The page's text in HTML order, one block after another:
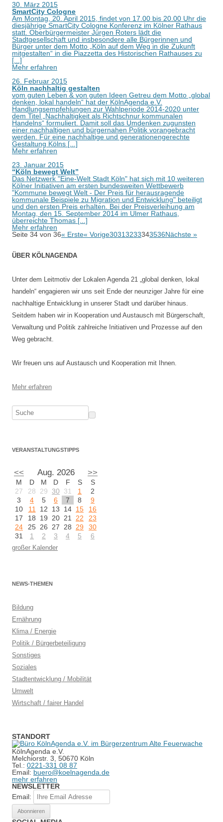
30. März 2015
SmartCity Cologne
Am Montag, 20. April 2015, findet von 17.00 bis 20.00 Uhr die
diesjährige SmartCity Cologne Konferenz im Kölner Rathaus
statt. Oberbürgermeister Jürgen Roters lädt die
Stadtgesellschaft und insbesondere alle Bürgerinnen und
Bürger unter dem Motto „Köln auf dem Weg in die Zukunft
mitgestalten“ in die Piazzetta des Historischen Rathauses zu
[...]
Mehr erfahren
26. Februar 2015
Köln nachhaltig gestalten
vom guten Leben & von guten Ideen Getreu dem Motto „global
denken, lokal handeln“ hat der KölnAgenda e.V.
Handlungsempfehlungen zur Wahlperiode 2014-2020 unter
dem Titel „Nachhaltigkeit als Richtschnur kommunalen
Handelns“ formuliert. Damit soll das Umdenken zugunsten
einer nachhaltigen und bürgernahen Politik vorangebracht
werden. Für eine nachhaltige und generationengerechte
Gestaltung Kölns [...]
Mehr erfahren
23. Januar 2015
“Köln bewegt Welt”
Das Netzwerk "Eine-Welt Stadt Köln" hat sich mit 10 weiteren
Kölner Initiativen am ersten bundesweiten Wettbewerb
"Kommune bewegt Welt - Der Preis für herausragende
kommunale Beispiele zu Migration und Entwicklung" beteiligt
und den ersten Preis erhalten. Bei der Preisverleihung am
Montag, den 15. September 2014 im Ulmer Rathaus,
überreichte Thomas [...]
Mehr erfahren
Seite 34 von 36« Erste« Vorige30313233343536Nächste »
ÜBER KÖLNAGENDA
Unter dem Leitmotiv der Lokalen Agenda 21 „global denken, lokal
handeln“ engagieren wir uns seit Ende der neunziger Jahre für eine
nachhaltige Entwicklung in unserer Stadt und darüber hinaus.
Seitdem haben wir in Kooperation und Austausch mit Bürgerschaft,
Verwaltung und Politik zahlreiche Initiativen und Prozesse auf den
Weg gebracht.
Wir freuen uns auf Austausch und Kooperation mit Ihnen.
Mehr erfahren
VERANSTALTUNGSTIPPS
<< Aug. 2026 >>
M D M D F S
S
27
28 29 30 31 1
2
3
4 5 6 7 8
9
10
11 12 13 14 15
16
17
18 19 20 21 22
23
24
25 26 27 28 29
30
31
1 2 3 4 5 6
großer Kalender
NEWS-THEMEN
Bildung
Ernährung
Klima / Energie
Politik / Bürgerbeteiligung
Sonstiges
Soziales
Stadtentwicklung / Mobilität
Umwelt
Wirtschaft / fairer Handel
STANDORT
KölnAgenda e.V.
Melchiorstr. 3, 50670 Köln
Tel.: 0221-331 08 87
Email: buero@koelnagenda.de
mehr erfahren
NEWSLETTER
Email: